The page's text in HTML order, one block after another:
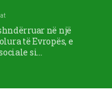
në një
të Evropës, e
si…